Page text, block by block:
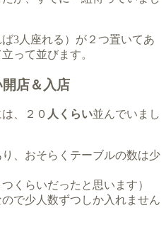
3人座れる）が２つ置いてあ
って並びます。
開店＆入店
、２０ 人くらい並んでいまし
、おそらくテーブルの数は少
くらいだったと思います）
で少人数ずつしか入れません